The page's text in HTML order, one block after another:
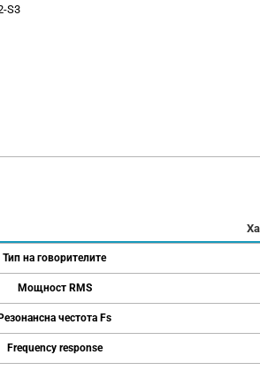
S3
Тип на говорителите
Мощност RMS
честота Fs
Frequency response